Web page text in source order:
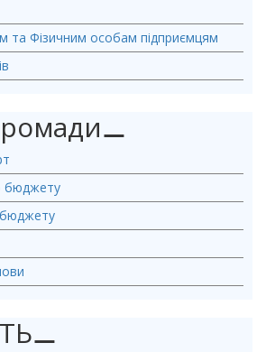
Фізичним особам підприємцям
⚊
бюджету
⚊